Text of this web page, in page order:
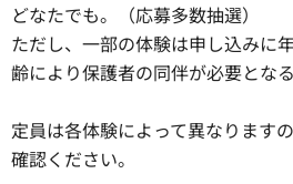
どなたでも。（応募多数抽選）
ただし、一部の体験は申し込みに
齢により保護者の同伴が必要とな
定員は各体験によって異なります
確認ください。